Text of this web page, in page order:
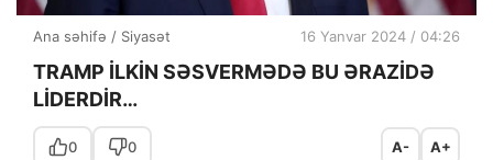
Ana səhifə / Siyasət 16 Yanvar 2024 / 04:26
TRAMP İLKİN SƏSVERMƏDƏ BU ƏRAZİDƏ
LİDERDİR…
0 0 A- A+